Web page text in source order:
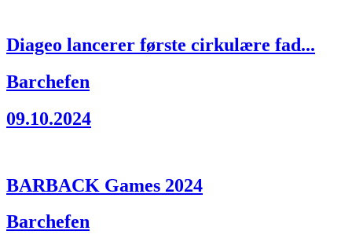
Diageo lancerer første cirkulære fad...
Barchefen
09.10.2024
BARBACK Games 2024
Barchefen